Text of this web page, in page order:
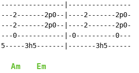
2-------2p0--|----2-------
2-------2p0--|----2-------2p0--
0------------|-0----------0----
3h5-------|-------3h5-------
Am Em